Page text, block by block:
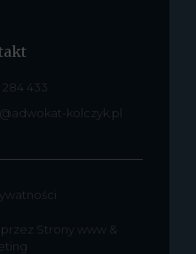
433
kolczyk.pl
przez Strony www &